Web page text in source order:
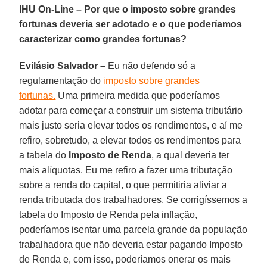
IHU On-Line – Por que o imposto sobre grandes
fortunas deveria ser adotado e o que poderíamos
caracterizar como grandes fortunas?
Evilásio Salvador – Eu não defendo só a
regulamentação do imposto sobre grandes
fortunas. Uma primeira medida que poderíamos
adotar para começar a construir um sistema tributário
mais justo seria elevar todos os rendimentos, e aí me
refiro, sobretudo, a elevar todos os rendimentos para
a tabela do Imposto de Renda, a qual deveria ter
mais alíquotas. Eu me refiro a fazer uma tributação
sobre a renda do capital, o que permitiria aliviar a
renda tributada dos trabalhadores. Se corrigíssemos a
tabela do Imposto de Renda pela inflação,
poderíamos isentar uma parcela grande da população
trabalhadora que não deveria estar pagando Imposto
de Renda e, com isso, poderíamos onerar os mais